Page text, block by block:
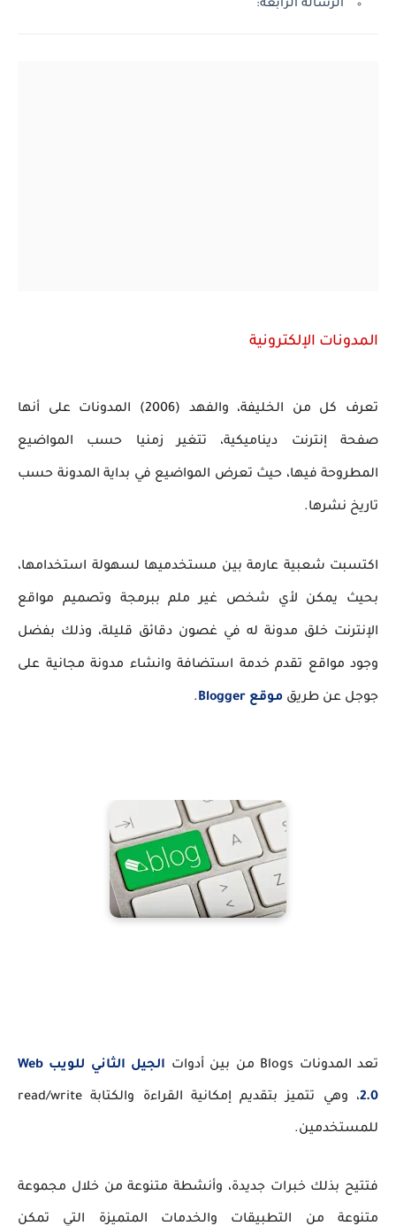
الرسالة الرابعة:
المدونات الإلكترونية
تعرف كل من الخليفة، والفهد (2006) المدونات على أنها
صفحة إنترنت ديناميكية، تتغير زمنيا حسب المواضيع
المطروحة فيها، حيث تعرض المواضيع في بداية المدونة حسب
تاريخ نشرها.
اكتسبت شعبية عارمة بين مستخدميها لسهولة استخدامها،
بحيث يمكن لأي شخص غير ملم ببرمجة وتصميم مواقع
الإنترنت خلق مدونة له في غصون دقائق قليلة، وذلك بفضل
وجود مواقع تقدم خدمة استضافة وانشاء مدونة مجانية على
جوجل عن طريق موقع Blogger .
تعد المدونات Blogs من بين أدوات الجيل الثاني للويب Web
2.0 ، وهي تتميز بتقديم إمكانية القراءة والكتابة read/write
للمستخدمين.
فتتيح بذلك خبرات جديدة، وأنشطة متنوعة من خلال مجموعة
متنوعة من التطبيقات والخدمات المتميزة التي تمكن